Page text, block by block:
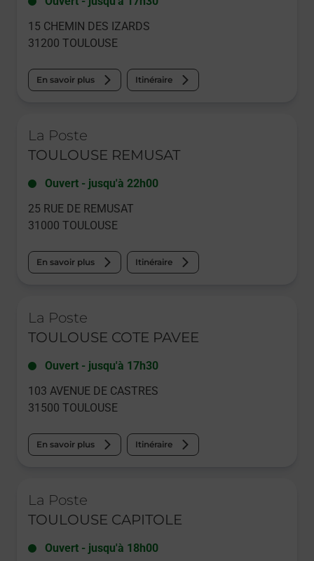
15 CHEMIN DES IZARDS
31200 TOULOUSE
En savoir plus Itinéraire
La Poste
TOULOUSE REMUSAT
Ouvert - jusqu'à 22h00
25 RUE DE REMUSAT
31000 TOULOUSE
En savoir plus Itinéraire
La Poste
TOULOUSE COTE PAVEE
Ouvert - jusqu'à 17h30
103 AVENUE DE CASTRES
31500 TOULOUSE
En savoir plus Itinéraire
La Poste
TOULOUSE CAPITOLE
Ouvert - jusqu'à 18h00